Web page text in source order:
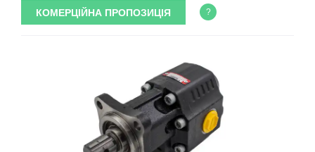
КОМЕРЦІЙНА ПРОПОЗИЦІЯ ?